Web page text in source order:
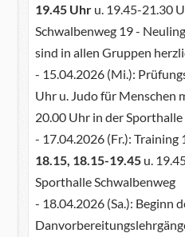
19.45 Uhr u. 19.45-21.30
Schwalbenweg 19 -
sind in allen Gruppen
- 15.04.2026 (Mi.):
Uhr u. Judo für Menschen
20.00 Uhr in der
- 17.04.2026 (Fr.): Training
18.15, 18.15-19.45u.
Sporthalle Schwalbenweg
- 18.04.2026 (Sa.): Beginn